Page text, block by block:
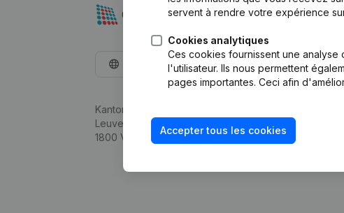
servent à rendre votre expérience
Cookies analytiques
Ces cookies fournissent une
l'utilisateur. Ils nous permettent
pages importantes. Ceci afin
Accepter tous les cookies
Français
Kantorenpark Everest
Leuvensesteenweg 248D,
1800 Vilvoorde